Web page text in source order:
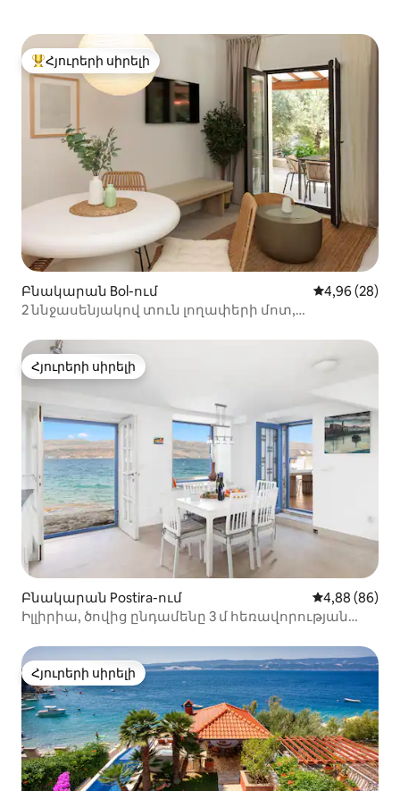
Հյուրերի սիրելի լավագույն տները
Հյուրերի սիրելի
Բնակարան Bol-ում Միջին
4,96 (28)
2 ննջասենյակով տուն լողափերի մոտ,
Հյուրերի սիրելի
Հյուրերի սիրելի
Բնակարան Postira-ում Միջին
4,88 (86)
Իլլիրիա, ծովից ընդամենը 3 մ հեռավորության
Հյուրերի սիրելի
Հյուրերի սիրելի